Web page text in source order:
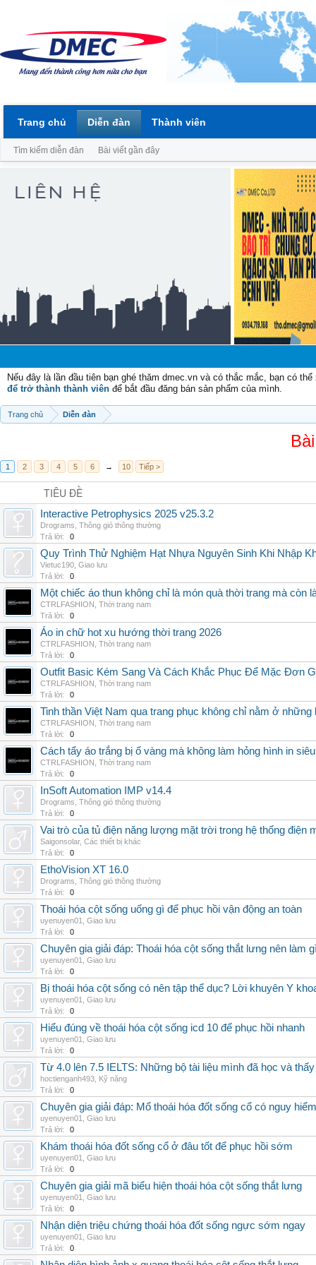
Nếu đây là lần đầu tiên bạn ghé thăm dmec.vn và có thắc mắc, bạn có
để trở thành thành viên để bắt đầu đăng bán sản phẩm của mình.
Trang chủ Diễn đàn
1 2 3 4 5 6 → 10 Tiếp >
TIÊU ĐỀ
Interactive Petrophysics 2025 v25.3.2
Drograms Thông gió thông thường
Trả lời:
0
Quy Trình Thử Nghiệm Hạt Nhựa Nguyên Sinh Khi Nhập
Vietuc190 Giao lưu
Trả lời:
0
Một chiếc áo thun không chỉ là món quà thời trang mà
CTRLFASHION Thời trang nam
Trả lời:
0
Áo in chữ hot xu hướng thời trang 2026
CTRLFASHION Thời trang nam
Trả lời:
0
Outfit Basic Kém Sang Và Cách Khắc Phục Để Mặc Đơn
CTRLFASHION Thời trang nam
Trả lời:
0
Tinh thần Việt Nam qua trang phục không chỉ nằm ở
CTRLFASHION Thời trang nam
Trả lời:
0
Cách tẩy áo trắng bị ố vàng mà không làm hỏng hình in
CTRLFASHION Thời trang nam
Trả lời:
0
InSoft Automation IMP v14.4
Drograms Thông gió thông thường
Trả lời:
0
Vai trò của tủ điện năng lượng mặt trời trong hệ thống điện
Saigonsolar, Các thiết bị khác
Trả lời:
0
EthoVision XT 16.0
Drograms Thông gió thông thường
Trả lời:
0
Thoái hóa cột sống uống gì để phục hồi vận động an toàn
uyenuyen01
Giao lưu
Trả lời:
0
Chuyên gia giải đáp: Thoái hóa cột sống thắt lưng nên làm
uyenuyen01
Giao lưu
Trả lời:
0
Bị thoái hóa cột sống có nên tập thể dục? Lời khuyên Y
uyenuyen01
Giao lưu
Trả lời:
0
Hiểu đúng về thoái hóa cột sống icd 10 để phục hồi nhanh
uyenuyen01
Giao lưu
Trả lời:
0
Từ 4.0 lên 7.5 IELTS: Những bộ tài liệu mình đã học và
hoctienganh493 Kỹ năng
Trả lời:
0
Chuyên gia giải đáp: Mổ thoái hóa đốt sống cổ có nguy
uyenuyen01
Giao lưu
Trả lời:
0
Khám thoái hóa đốt sống cổ ở đâu tốt để phục hồi sớm
uyenuyen01
Giao lưu
Trả lời:
0
Chuyên gia giải mã biểu hiện thoái hóa cột sống thắt lưng
uyenuyen01
Giao lưu
Trả lời:
0
Nhận diện triệu chứng thoái hóa đốt sống ngực sớm ngay
uyenuyen01
Giao lưu
Trả lời:
0
Trang chủ Diễn đàn
Tìm kiếm diễn đàn Bài viết gần đây
Thành viên